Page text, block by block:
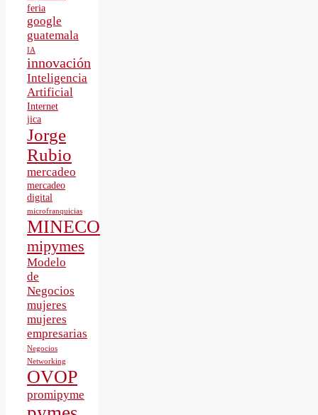
feria
google
guatemala
IA
innovación
Inteligencia
Artificial
Internet
jica
Jorge
Rubio
mercadeo
mercadeo
digital
microfranquicias
MINECO
mipymes
Modelo
de
Negocios
mujeres
mujeres
empresarias
Negocios
Networking
OVOP
promipyme